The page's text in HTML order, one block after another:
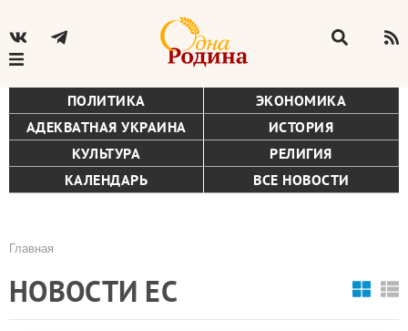
ПОЛИТИКА
ЭКОНОМИКА
АДЕКВАТНАЯ УКРАИНА
ИСТОРИЯ
КУЛЬТУРА
РЕЛИГИЯ
КАЛЕНДАРЬ
ВСЕ НОВОСТИ
Строка
навигации
Главная
НОВОСТИ ЕС